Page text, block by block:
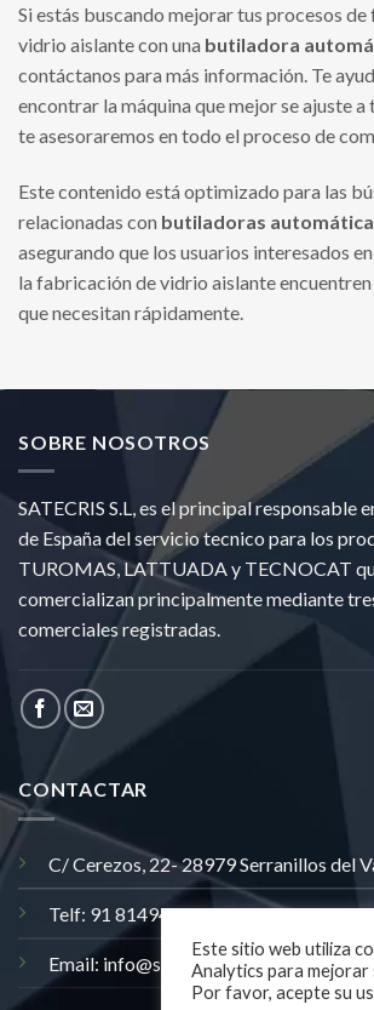
Si estás buscando mejorar tus procesos
vidrio aislante con una butiladora
contáctanos para más información. Te
encontrar la máquina que mejor se ajuste a
te asesoraremos en todo el proceso de
Este contenido está optimizado para las
relacionadas con butiladoras
asegurando que los usuarios interesados
la fabricación de vidrio aislante
que necesitan rápidamente.
SOBRE NOSOTROS
SATECRIS S.L, es el principal responsable
de España del servicio tecnico para los
TUROMAS, LATTUADA y TECNOCAT
comercializan principalmente mediante
comerciales registradas.
CONTACTAR
C/ Cerezos, 22- 28979 Serranillos del
Telf: 91 8149406
Email: info@satecris.com
Este sitio web utiliza
Analytics para mejorar
Por favor, acepte su